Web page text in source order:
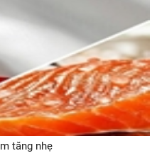
tăng nhẹ